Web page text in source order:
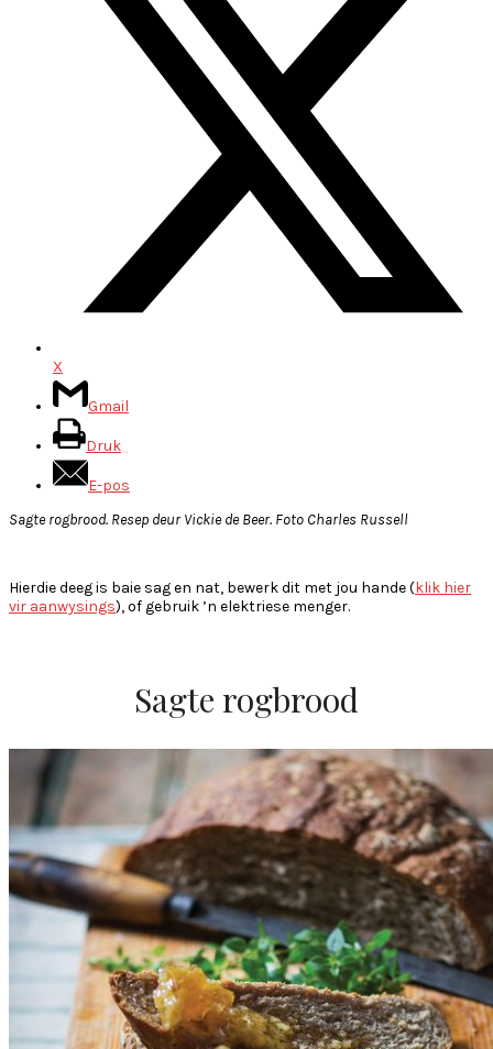
X
Gmail
Druk
E-pos
Sagte rogbrood. Resep deur Vickie de Beer. Foto Charles Russell
Hierdie deeg is baie sag en nat, bewerk dit met jou hande (klik hier
vir aanwysings), of gebruik ’n elektriese menger.
Sagte rogbrood